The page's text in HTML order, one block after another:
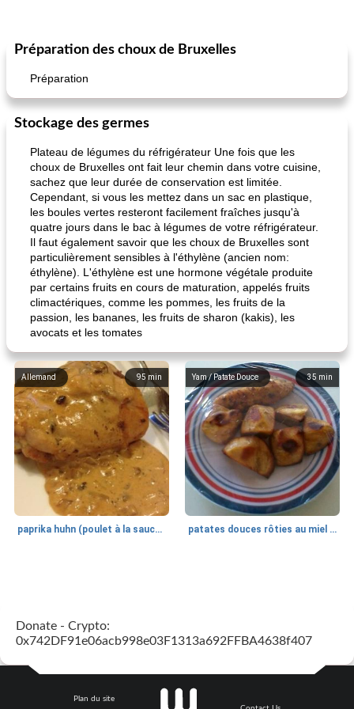
Préparation des choux de Bruxelles
Préparation
Stockage des germes
Plateau de légumes du réfrigérateur Une fois que les
choux de Bruxelles ont fait leur chemin dans votre cuisine,
sachez que leur durée de conservation est limitée.
Cependant, si vous les mettez dans un sac en plastique,
les boules vertes resteront facilement fraîches jusqu'à
quatre jours dans le bac à légumes de votre réfrigérateur.
Il faut également savoir que les choux de Bruxelles sont
particulièrement sensibles à l'éthylène (ancien nom:
éthylène). L'éthylène est une hormone végétale produite
par certains fruits en cours de maturation, appelés fruits
climactériques, comme les pommes, les fruits de la
passion, les bananes, les fruits de sharon (kakis), les
avocats et les tomates
95 min
Allemand
paprika huhn (poulet à la sauce paprika).
35 min
Yam / Patate Douce
patates douces rôties au miel / kumara
Donate - Crypto:
0x742DF91e06acb998e03F1313a692FFBA4638f407
Plan du site